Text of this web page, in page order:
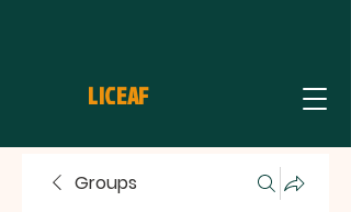
LICEAF
Groups